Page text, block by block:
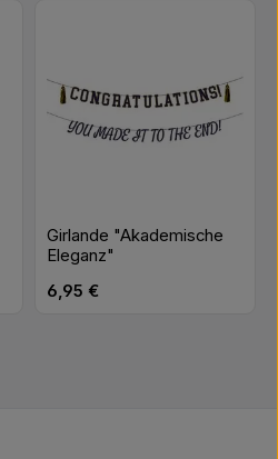
Girlande "Akademische
Eleganz"
Regulärer Preis:
6,95 €